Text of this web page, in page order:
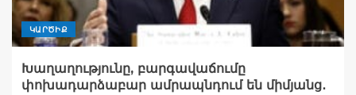
ԿԱՐԾԻՔ
Խաղաղությունը, բարգավաճումը
փոխադարձաբար ամրապնդում են միմյանց․